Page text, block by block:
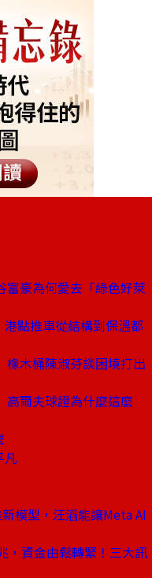
豪為何愛去「綠色好萊
點推車從結構到保溫都
木桶陳淑芬談困境打出
爾夫球證為什麼這麼
凡
模型，汪滔能讓Meta AI
，資金由鬆轉緊！三大訊